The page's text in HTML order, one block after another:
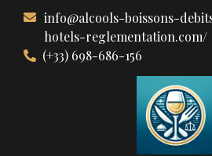
contenu
info@alcools-boissons-
hotels-reglementation.com/
(+33) 698-686-156